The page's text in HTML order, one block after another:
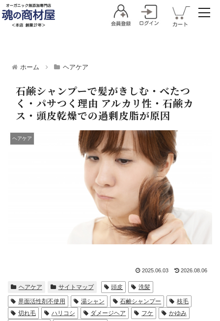
ホーム ヘアケア
石鹸シャンプーで髪がきしむ・べたつ
く・パサつく理由 アルカリ性・石鹸カ
ス・頭皮乾燥での過剰皮脂が原因
ヘアケア
2025.06.03 2026.08.06
ヘアケア サイトマップ 頭皮 洗髪
界面活性剤不使用 湯シャン 石鹸シャンプー
枝毛
切れ毛
ハリコシ ダメージヘア フケ
かゆみ